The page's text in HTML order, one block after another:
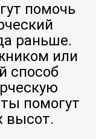
помочь
раньше.
или
способ
помогут
высот.